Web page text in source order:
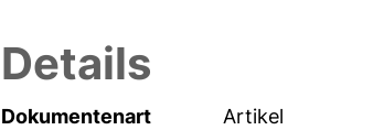
Details
Dokumentenart
Artikel